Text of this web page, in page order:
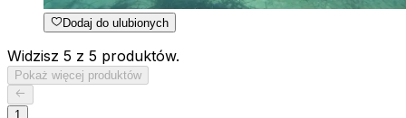
Dodaj do ulubionych
Widzisz 5 z 5 produktów.
Pokaż więcej produktów
1